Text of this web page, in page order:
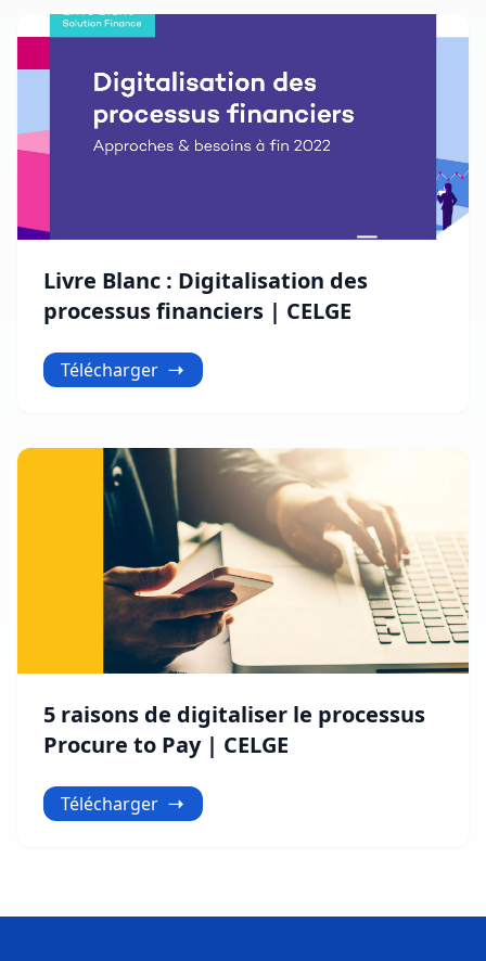
Livre Blanc : Digitalisation des
processus financiers | CELGE
Télécharger
5 raisons de digitaliser le processus
Procure to Pay | CELGE
Télécharger